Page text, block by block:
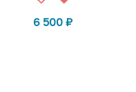
6 500₽